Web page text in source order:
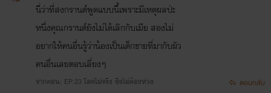
นี่ว่าที่สงกรานต์พูดแบบนี้เพราะมีเหตุผลป่ะ
หนึ่งคุณกรานต์ยังไม่ได้เลิกกับเมีย สองไม่
อยากให้คนอื่นรู้ว่าน้องเป็นเด็กขายที่มากับผัว
คนอื่นเลยตอบเลี่ยงๆ
จากตอน: EP.23 โสดไม่จริง ซิงไม่ต้องห่วง ตอบกลับ